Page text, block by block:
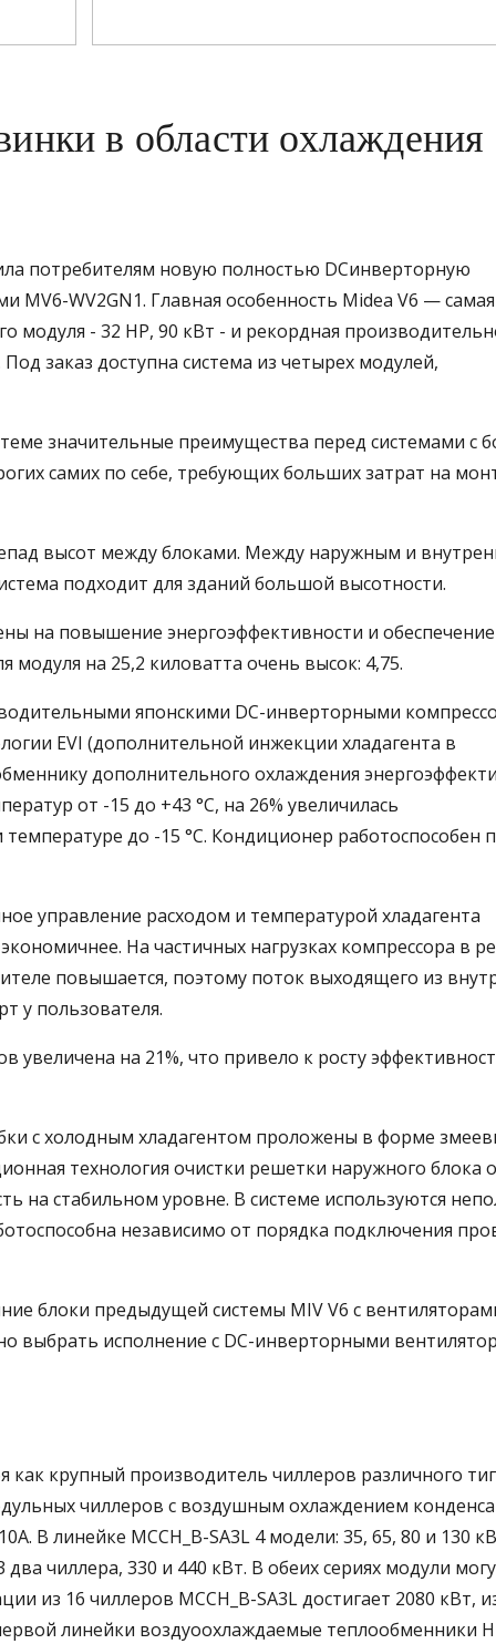
в области охлаждения
потребителям новую полностью DC­инверторную
MV6-WV2GN1. Главная особенность Midea V6 — самая
модуля - 32 HP, 90 кВт - и рекордная
заказ доступна система из четырех модулей,
значительные преимущества перед системами с
самих по себе, требующих больших затрат на
высот между блоками. Между наружным и
подходит для зданий большой высотности.
на повышение энергоэффективности и обеспечение
модуля на 25,2 киловатта очень высок: 4,75.
японскими DC-­инверторными
EVI (дополнительной инжекции хладагента в
дополнительного охлаждения
от -15 до +43 °С, на 26% увеличилась
до -15 °С. Кондиционер работоспособен
управление расходом и температурой хладагента
На частичных нагрузках компрессора в
повышается, поэтому поток выходящего из
у пользователя.
на 21%, что привело к росту
с холодным хладагентом проложены в форме
технология очистки решетки наружного блока
на стабильном уровне. В системе используются
независимо от порядка подключения
блоки предыдущей системы MIV V6 с
выбрать исполнение с DC-инверторными
как крупный производитель чиллеров различного
чиллеров с воздушным охлаждением
В линейке MCCH_B-SA3L 4 модели: 35, 65, 80 и 130
чиллера, 330 и 440 кВт. В обеих сериях модули
из 16 чиллеров MCCH_B-SA3L достигает 2080 кВт,
линейки воздуоохлаждаемые теплообменники